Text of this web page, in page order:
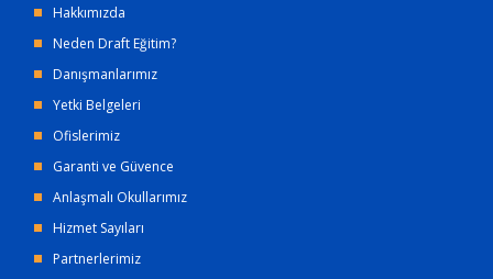
Hakkımızda
Neden Draft Eğitim?
Danışmanlarımız
Yetki Belgeleri
Ofislerimiz
Garanti ve Güvence
Anlaşmalı Okullarımız
Hizmet Sayıları
Partnerlerimiz